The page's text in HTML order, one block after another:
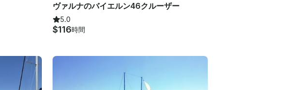
ヴァルナのバイエルン46クルーザー
5.0
$116時間